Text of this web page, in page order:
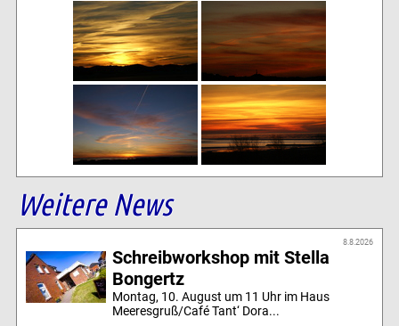
Weitere News
8.8.2026
Schreibworkshop mit Stella
Bongertz
Montag, 10. August um 11 Uhr im Haus
Meeresgruß/Café Tant‘ Dora...